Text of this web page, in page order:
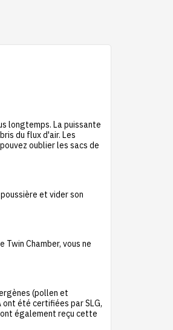
longtemps. La puissante
du flux d'air. Les
oublier les sacs de
et vider son
Chamber, vous ne
(pollen et
ont été certifiées par SLG,
également reçu cette